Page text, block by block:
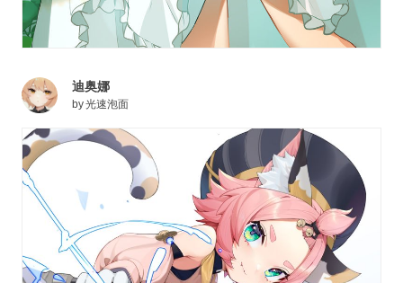
迪奥娜
by光速泡面